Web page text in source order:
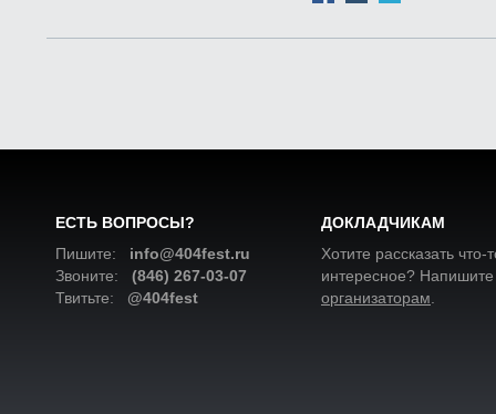
ЕСТЬ ВОПРОСЫ?
Пишите: info@404fest.ru
Звоните: (846) 267-03-07
Твитьте: @404fest
ДОКЛАДЧИКАМ
Хотите рассказать что-
интересное?
организаторам